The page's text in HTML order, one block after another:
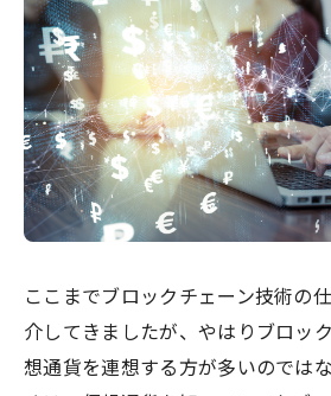
ここまでブロックチェーン技術の
介してきましたが、やはりブロッ
想通貨を連想する方が多いのでは